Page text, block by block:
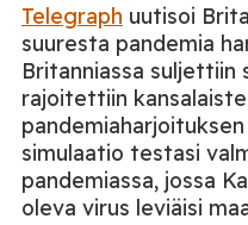
Telegraph uutisoi
suuresta pandemia
Britanniassa suljettiin
rajoitettiin
simulaatio testasi
pandemiassa, jossa
oleva virus leviäisi